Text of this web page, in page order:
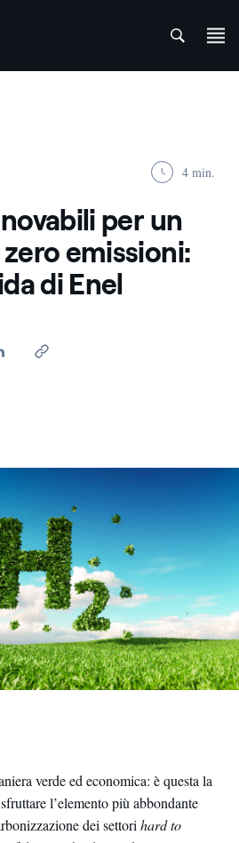
4 min.
per un
emissioni:
di Enel
verde
verde ed economica: è questa la
l’elemento più abbondante
dei settori hard to